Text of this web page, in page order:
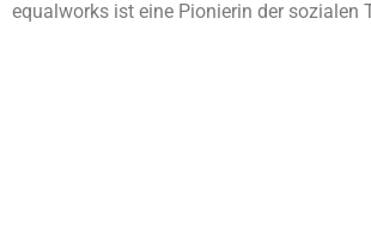
equalworks ist eine Pionierin der sozialen